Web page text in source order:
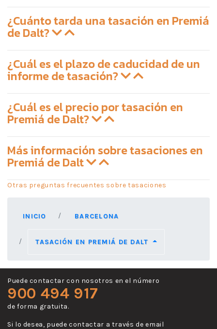
¿Cuánto tarda una tasación en Premiá
de Dalt?
¿Cuál es el plazo de caducidad de un
informe de tasación?
¿Cuál es el precio por tasación en
Premiá de Dalt?
Más información sobre tasaciones en
Premiá de Dalt
Otras preguntas frecuentes sobre tasaciones
INICIO BARCELONA
TASACIÓN EN PREMIÁ DE DALT
Puede contactar con nosotros en el número
900 494 917
de forma gratuita.
Si lo desea, puede contactar a través de email